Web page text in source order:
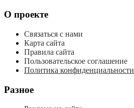
О проекте
Связаться с нами
Карта сайта
Правила сайта
Пользовательское соглашение
Политика конфиденциальности
Разное